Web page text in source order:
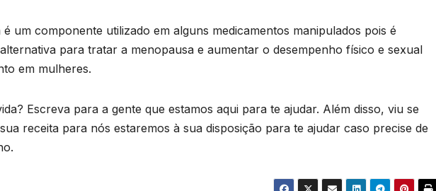
é um componente utilizado em alguns medicamentos manipulados pois é
para tratar a menopausa e aumentar o desempenho físico e sexual
em mulheres.
Escreva para a gente que estamos aqui para te ajudar. Além disso, viu se
receita para nós estaremos à sua disposição para te ajudar caso precise de